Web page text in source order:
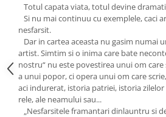
Totul capata viata, totul devine
Si nu mai continuu cu exemplele, caci
nesfarsit.
Dar in cartea aceasta nu gasim numai
artist. Simtim si o inima care bate
nostru“ nu este povestirea unui om
a unui popor, ci opera unui om care
aci indurerat, istoria patriei, istoria
rele, ale neamului sau...
„Nesfarsitele framantari dinlauntru si